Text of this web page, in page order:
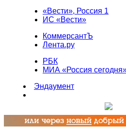
«Вести», Россия 1
ИС «Вести»
КоммерсантЪ
Лента.ру
РБК
МИА «Россия
Эндаумент